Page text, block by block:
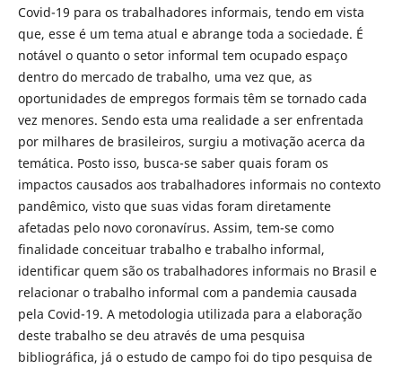
Covid-19 para os trabalhadores informais, tendo em vista
que, esse é um tema atual e abrange toda a sociedade. É
notável o quanto o setor informal tem ocupado espaço
dentro do mercado de trabalho, uma vez que, as
oportunidades de empregos formais têm se tornado cada
vez menores. Sendo esta uma realidade a ser enfrentada
por milhares de brasileiros, surgiu a motivação acerca da
temática. Posto isso, busca-se saber quais foram os
impactos causados aos trabalhadores informais no contexto
pandêmico, visto que suas vidas foram diretamente
afetadas pelo novo coronavírus. Assim, tem-se como
finalidade conceituar trabalho e trabalho informal,
identificar quem são os trabalhadores informais no Brasil e
relacionar o trabalho informal com a pandemia causada
pela Covid-19. A metodologia utilizada para a elaboração
deste trabalho se deu através de uma pesquisa
bibliográfica, já o estudo de campo foi do tipo pesquisa de